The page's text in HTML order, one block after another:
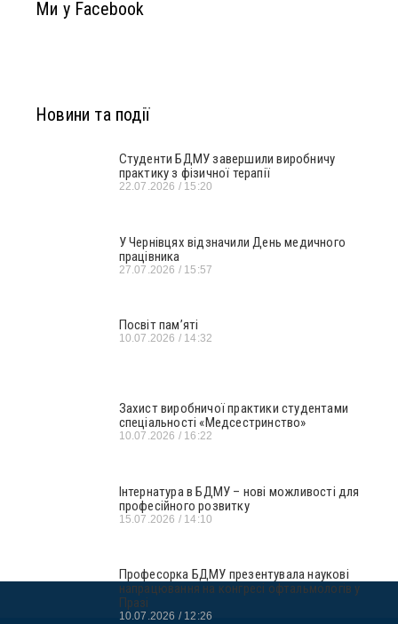
Ми у Facebook
Новини та події
Студенти БДМУ завершили виробничу
практику з фізичної терапії
22.07.2026 15:20
У Чернівцях відзначили День медичного
працівника
27.07.2026 15:57
Посвіт пам’яті
10.07.2026 14:32
Захист виробничої практики студентами
спеціальності «Медсестринство»
10.07.2026 16:22
Інтернатура в БДМУ – нові можливості для
професійного розвитку
15.07.2026 14:10
Професорка БДМУ презентувала наукові
напрацювання на конгресі офтальмологів у
Празі
10.07.2026 12:26